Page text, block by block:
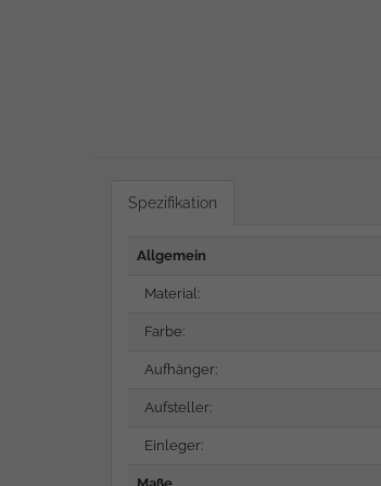
Spezifikation
Allgemein
Material:
Farbe:
Aufhänger:
Aufsteller:
Einleger: